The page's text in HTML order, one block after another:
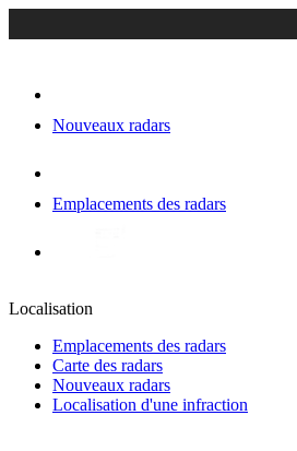
Nouveaux radars
Emplacements des radars
Localisation
Emplacements des radars
Carte des radars
Nouveaux radars
Localisation d'une infraction